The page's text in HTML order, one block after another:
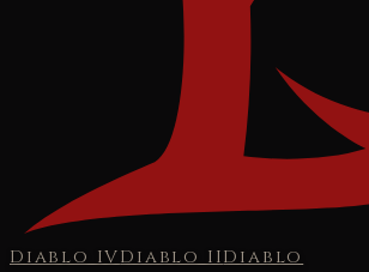
Diablo IVDiablo IIDiablo